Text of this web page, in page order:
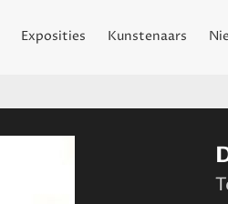
Exposities Kunstenaars